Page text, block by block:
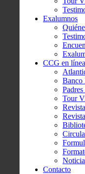
Exalumnos
CCG en línea
Banco
Tour
Contacto